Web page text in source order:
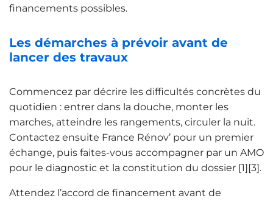
financements possibles.
Les démarches à prévoir avant de
lancer des travaux
Commencez par décrire les difficultés concrètes du
quotidien : entrer dans la douche, monter les
marches, atteindre les rangements, circuler la nuit.
Contactez ensuite France Rénov’ pour un premier
échange, puis faites-vous accompagner par un AMO
pour le diagnostic et la constitution du dossier [1][3].
Attendez l’accord de financement avant de